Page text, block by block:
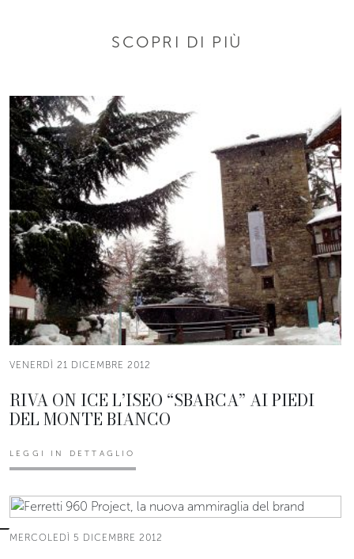
SCOPRI DI PIÙ
VENERDÌ 21 DICEMBRE 2012
RIVA ON ICE L’ISEO “SBARCA” AI PIEDI
DEL MONTE BIANCO
LEGGI IN DETTAGLIO
MERCOLEDÌ 5 DICEMBRE 2012